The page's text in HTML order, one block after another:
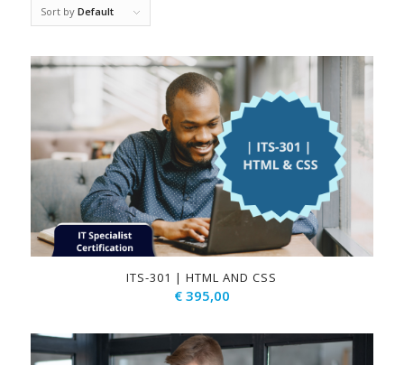
Sort by Default
ITS-301 | HTML AND CSS
€395,00